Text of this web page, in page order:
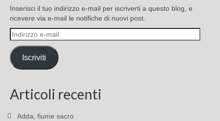
Inserisci il tuo indirizzo e-mail per iscriverti a questo blog, e
ricevere via e-mail le notifiche di nuovi post.
Indirizzo
e-
mail
Iscriviti
Articoli recenti
Adda, fiume sacro